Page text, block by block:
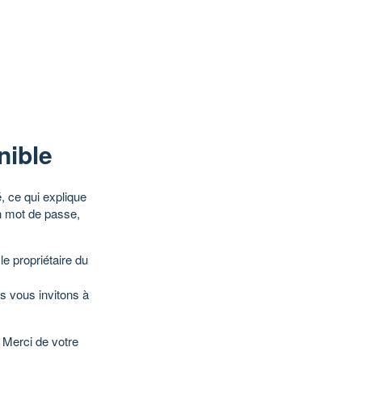
ce qui explique
mot de passe,
propriétaire du
vous invitons à
de votre